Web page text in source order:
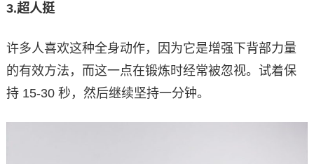
3.超人挺
许多人喜欢这种全身动作，因为它是增强下背部力量
的有效方法，而这一点在锻炼时经常被忽视。试着保
持 15-30 秒，然后继续坚持一分钟。